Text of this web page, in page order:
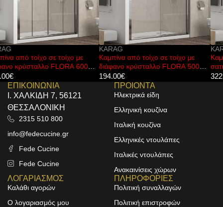
KARAG
Καμπίνα από τοίχο σε τοίχο με
διάφανο κρύσταλλο FLORA 500
Cromo KARAG 100x190cm
194.00
KARAG
Καμπίνα από τοίχο σε τοίχο με
σατινέ κρύσταλλο FLORA 600
Cromo KARAG 150x190cm
322.00
ΕΠΙΚΟΙΝΩΝΙΑ
Ι. ΧΑΛΚΙΔΗ 7, 56121
ΘΕΣΣΑΛΟΝΙΚΗ
2315 510 800
info@fedecucine.gr
Fede Cucine
Fede Cucine
ΠΡΟΙΟΝΤΑ
Ηλεκτρικά είδη
Ελληνική κουζίνα
Ιταλική κουζίνα
Ελληνικές ντουλάπες
Ιταλικές ντουλάπες
Ανακαινίσεις χώρων
ΛΟΓΑΡΙΑΣΜΟΣ
Καλάθι αγορών
Ο λογαριασμός μου
ΠΛΗΡΟΦΟΡΙΕΣ
Πολιτική συναλλαγών
Πολιτική επιστροφών